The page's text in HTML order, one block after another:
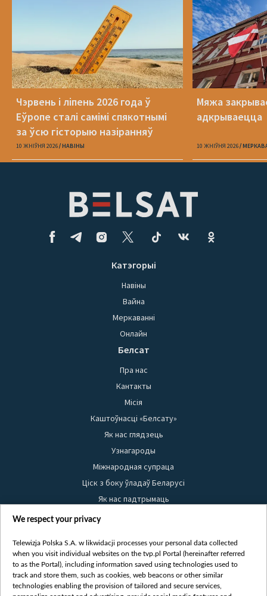
Чэрвень і ліпень 2026 года ў
Еўропе сталі самімі спякотнымі
за ўсю гісторыю назіранняў
10 ЖНІЎНЯ 2026 НАВІНЫ
Мяжа
адкрываецца
10 ЖНІЎНЯ 2026
Катэгорыі
Навіны
Вайна
Меркаванні
Онлайн
Белсат
Пра нас
Кантакты
Місія
Каштоўнасці «Белсату»
Як нас глядзець
Узнагароды
Міжнародная супраца
Ціск з боку ўладаў Беларусі
Як нас падтрымаць
Правілы выкарыстання матэрыялаў
Бяспека
Youtube
Белсат news
We respect your privacy
Telewizja Polska S.A. w likwidacji processes your personal data collected
when you visit individual websites on the tvp.pl Portal (hereinafter referred
to as the Portal), including information saved using technologies used to
track and store them, such as cookies, web beacons or other similar
technologies enabling the provision of tailored and secure services,